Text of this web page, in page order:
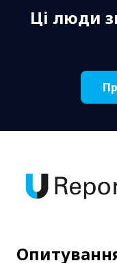
Ці люди